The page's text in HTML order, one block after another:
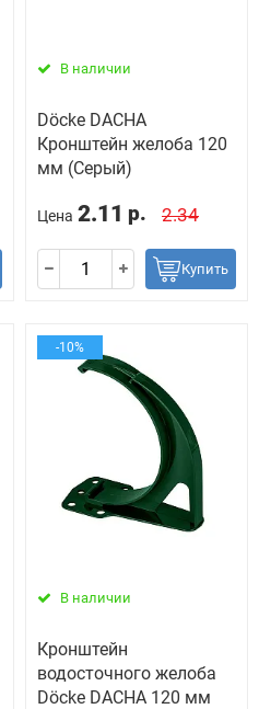
В наличии
Döcke DACHA
Кронштейн желоба 120
мм (Серый)
Цена 2.11 р. 2.34
Купить
-10%
В наличии
Кронштейн
водосточного желоба
Döcke DACHA 120 мм